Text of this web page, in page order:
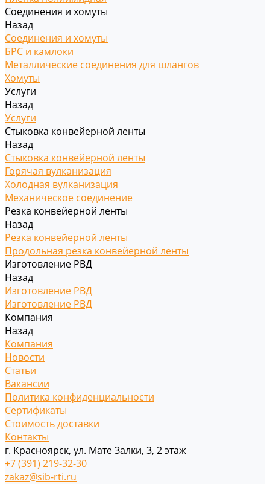
Соединения и хомуты
Назад
Соединения и хомуты
БРС и камлоки
Металлические соединения для шлангов
Хомуты
Услуги
Назад
Услуги
Стыковка конвейерной ленты
Назад
Стыковка конвейерной ленты
Горячая вулканизация
Холодная вулканизация
Механическое соединение
Резка конвейерной ленты
Назад
Резка конвейерной ленты
Продольная резка конвейерной ленты
Изготовление РВД
Назад
Изготовление РВД
Изготовление РВД
Компания
Назад
Компания
Новости
Статьи
Вакансии
Политика конфиденциальности
Сертификаты
Стоимость доставки
Контакты
г. Красноярск, ул. Мате Залки, 3, 2 этаж
+7 (391) 219-32-30
zakaz@sib-rti.ru